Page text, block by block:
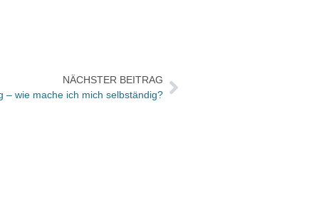
NÄCHSTER BEITRAG
– wie mache ich mich selbständig?